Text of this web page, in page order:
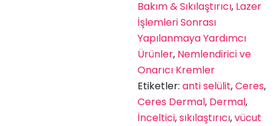
Bakım & Sıkılaştırıcı, Lazer
İşlemleri Sonrası
Yapılanmaya Yardımcı
Ürünler, Nemlendirici ve
Onarıcı Kremler
Etiketler: anti selülit,Ceres,
Ceres Dermal, Dermal,
İnceltici,sıkılaştırıcı,vücut